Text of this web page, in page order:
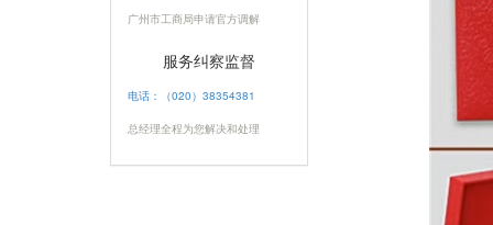
广州市工商局申请官方调解
服务纠察监督
电话：（020）38354381
总经理全程为您解决和处理